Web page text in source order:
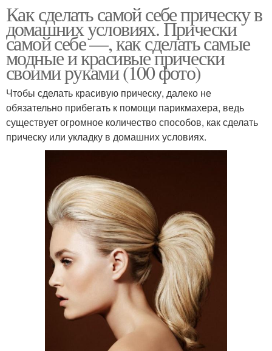
Как сделать самой себе прическу в
домашних условиях. Прически
самой себе —, как сделать самые
модные и красивые прически
своими руками (100 фото)
Чтобы сделать красивую прическу, далеко не
обязательно прибегать к помощи парикмахера, ведь
существует огромное количество способов, как сделать
прическу или укладку в домашних условиях.